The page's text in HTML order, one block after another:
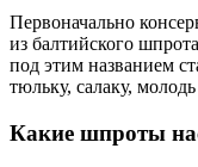
Первоначально
из балтийского
под этим названием
тюльку, салаку,
Какие шпроты